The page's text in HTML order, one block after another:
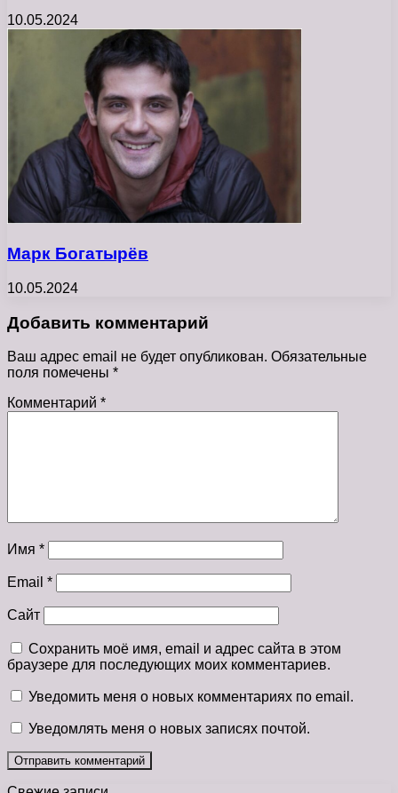
10.05.2024
Марк Богатырёв
10.05.2024
Добавить комментарий
Ваш адрес email не будет опубликован. Обязательные
поля помечены *
Комментарий *
Имя *
Email *
Сайт
Сохранить моё имя, email и адрес сайта в этом
браузере для последующих моих комментариев.
Уведомить меня о новых комментариях по email.
Уведомлять меня о новых записях почтой.